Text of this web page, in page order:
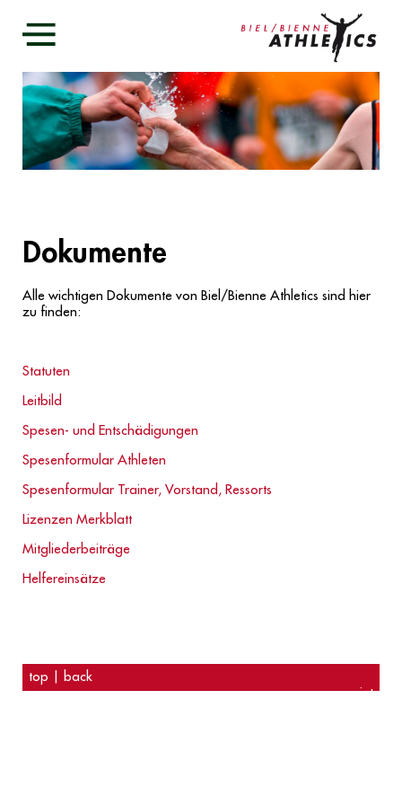
Home
Mitglied
Organisation Fotos
Vereinskleider
Dokumente
Funktionäre und Helfer
Events
Training & Wettkämpfe
Helsana Trails & Vitaparcours
Kontakt
Datenschutz
Dokumente
Alle wichtigen Dokumente von Biel/Bienne Athletics sind hier
zu finden:
Statuten
Leitbild
Spesen- und Entschädigungen
Spesenformular Athleten
Spesenformular Trainer, Vorstand, Ressorts
Lizenzen Merkblatt
Mitgliederbeiträge
Helfereinsätze
top
back
print